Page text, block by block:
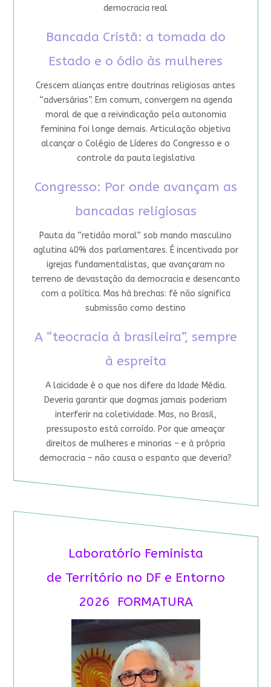
democracia real
Bancada Cristã: a tomada do
Estado e o ódio às mulheres
Crescem alianças entre doutrinas religiosas antes
“adversárias”. Em comum, convergem na agenda
moral de que a reivindicação pela autonomia
feminina foi longe demais. Articulação objetiva
alcançar o Colégio de Líderes do Congresso e o
controle da pauta legislativa
Congresso: Por onde avançam as
bancadas religiosas
Pauta da “retidão moral” sob mando masculino
aglutina 40% dos parlamentares. É incentivada por
igrejas fundamentalistas, que avançaram no
terreno de devastação da democracia e desencanto
com a política. Mas há brechas: fé não significa
submissão como destino
A “teocracia à brasileira”, sempre
à espreita
A laicidade é o que nos difere da Idade Média.
Deveria garantir que dogmas jamais poderiam
interferir na coletividade. Mas, no Brasil,
pressuposto está corroído. Por que ameaçar
direitos de mulheres e minorias – e à própria
democracia – não causa o espanto que deveria?
Laboratório Feminista
de Território no DF e Entorno
2026 FORMATURA